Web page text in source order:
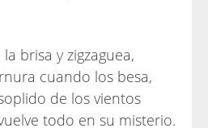
brisa y zigzaguea,
cuando los besa,
de los vientos
todo en su misterio.